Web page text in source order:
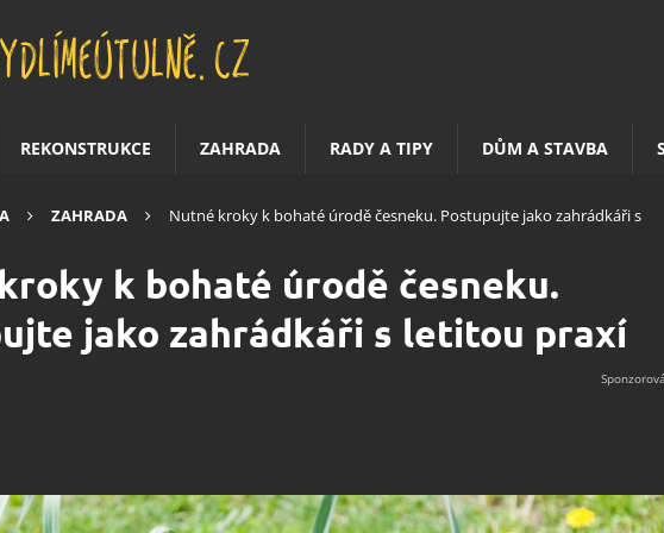
REKONSTRUKCE ZAHRADA RADY A TIPY DŮM A STAVBA
ZAHRADA
Nutné kroky k bohaté úrodě česneku. Postupujte jako zahrádkáři s
k bohaté úrodě česneku.
jako zahrádkáři s letitou praxí